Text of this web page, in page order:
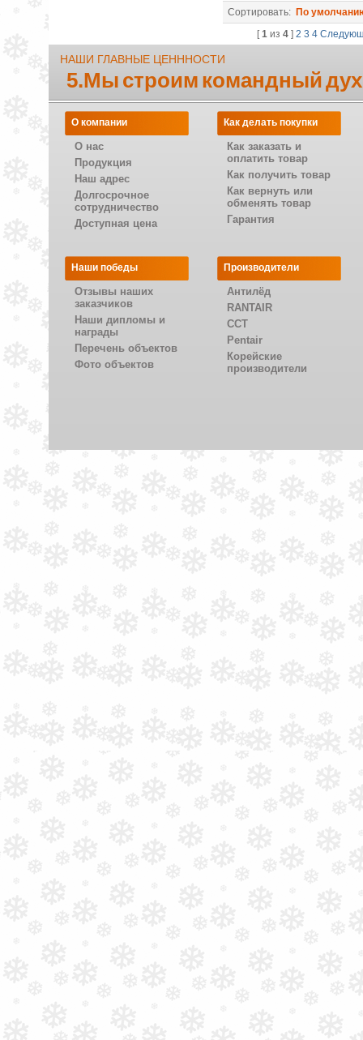
Сортировать: По
[1из 4] 2 3 4
НАШИ ГЛАВНЫЕ ЦЕНННОСТИ
5.Мы строим командный
О компании
О нас
Продукция
Наш адрес
Долгосрочное
сотрудничество
Доступная цена
Как делать покупки
Как заказать и
оплатить товар
Как получить товар
Как вернуть или
обменять товар
Гарантия
Наши победы
Отзывы наших
заказчиков
Наши дипломы и
награды
Перечень объектов
Фото объектов
Производители
Антилёд
RANTAIR
CCT
Pentair
Корейские
производители